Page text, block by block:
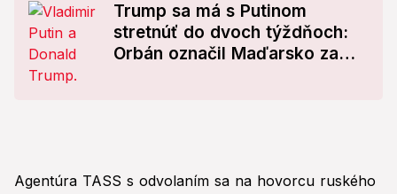
Trump sa má s Putinom
stretnúť do dvoch týždňoch:
Orbán označil Maďarsko za
Agentúra TASS s odvolaním sa na hovorcu ruského